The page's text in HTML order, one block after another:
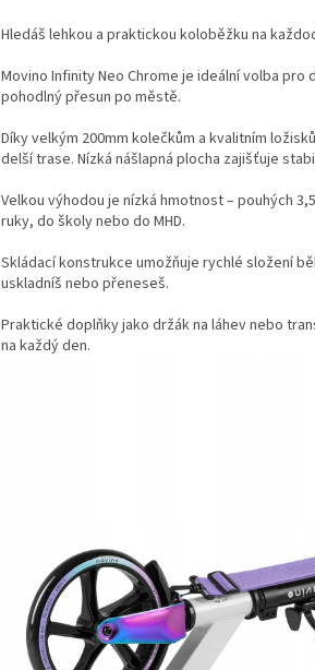
Hledáš lehkou a praktickou koloběžku na
Movino Infinity Neo Chrome je ideální volba
pohodlný přesun po městě.
Díky velkým 200mm kolečkům a kvalitním
delší trase. Nízká nášlapná plocha zajišťuje
Velkou výhodou je nízká hmotnost – pouhých
ruky, do školy nebo do MHD.
Skládací konstrukce umožňuje rychlé složení
uskladníš nebo přeneseš.
Praktické doplňky jako držák na láhev nebo
na každý den.